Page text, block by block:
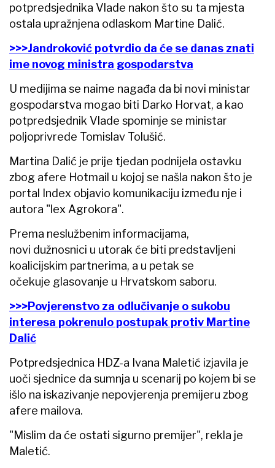
potpredsjednika Vlade nakon što su ta mjesta
ostala upražnjena odlaskom Martine Dalić.
>>>Jandroković potvrdio da će se danas znati
ime novog ministra gospodarstva
U medijima se naime nagađa da bi novi ministar
gospodarstva mogao biti Darko Horvat, a kao
potpredsjednik Vlade spominje se ministar
poljoprivrede Tomislav Tolušić.
Martina Dalić je prije tjedan podnijela ostavku
zbog afere Hotmail u kojoj se našla nakon što je
portal Index objavio komunikaciju između nje i
autora "lex Agrokora".
Prema neslužbenim informacijama,
novi dužnosnici u utorak će biti predstavljeni
koalicijskim partnerima, a u petak se
očekuje glasovanje u Hrvatskom saboru.
>>>Povjerenstvo za odlučivanje o sukobu
interesa pokrenulo postupak protiv Martine
Dalić
Potpredsjednica HDZ-a Ivana Maletić izjavila je
uoči sjednice da sumnja u scenarij po kojem bi se
išlo na iskazivanje nepovjerenja premijeru zbog
afere mailova.
"Mislim da će ostati sigurno premijer", rekla je
Maletić.